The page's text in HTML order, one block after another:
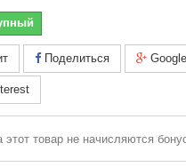
Поделиться
этот товар не начисляются